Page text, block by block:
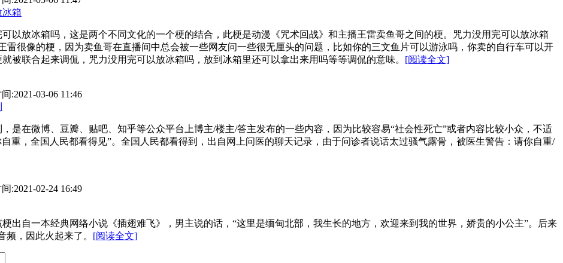
冰箱
以放冰箱吗，这是两个不同文化的一个梗的结合，此梗是动漫《咒术回战》和主播王雷卖鱼哥之间的梗。咒力没用完可以放冰箱
雷很像的梗，因为卖鱼哥在直播间中总会被一些网友问一些很无厘头的问题，比如你的三文鱼片可以游泳吗，你卖的自行车可以开
被联合起来调侃，咒力没用完可以放冰箱吗，放到冰箱里还可以拿出来用吗等等调侃的意味。 [阅读全文]
:2021-03-06 11:46
是在微博、豆瓣、贴吧、知乎等公众平台上博主/楼主/答主发布的一些内容，因为比较容易“社会性死亡”或者内容比较小众，不适
重，全国人民都看得见”。全国人民都看得到，出自网上问医的聊天记录，由于问诊者说话太过骚气露骨，被医生警告：请你自重/
:2021-02-24 16:49
出自一本经典网络小说《插翅难飞》，男主说的话，“这里是缅甸北部，我生长的地方，欢迎来到我的世界，娇贵的小公主”。后来
，因此火起来了。 [阅读全文]